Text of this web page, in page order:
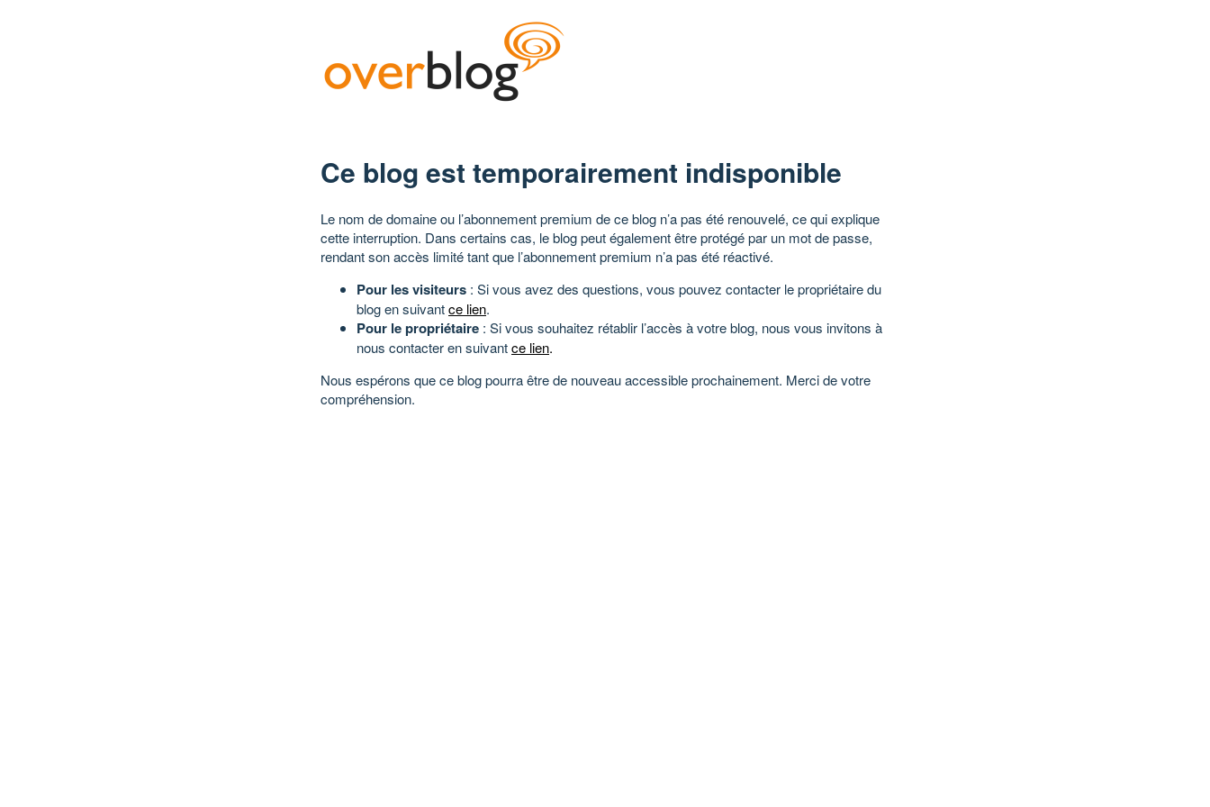
Ce blog est temporairement indisponible
Le nom de domaine ou l’abonnement premium de ce blog n’a pas été renouvelé, ce qui explique
cette interruption. Dans certains cas, le blog peut également être protégé par un mot de passe,
rendant son accès limité tant que l’abonnement premium n’a pas été réactivé.
Pour les visiteurs : Si vous avez des questions, vous pouvez contacter le propriétaire du
blog en suivantce lien.
Pour le propriétaire : Si vous souhaitez rétablir l’accès à votre blog, nous vous invitons à
nous contacter en suivantce lien.
Nous espérons que ce blog pourra être de nouveau accessible prochainement. Merci de votre
compréhension.